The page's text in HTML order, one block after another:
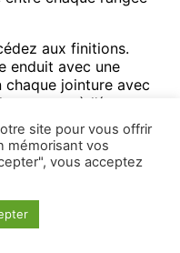
aux finitions.
enduit avec une
jointure avec
nettoyer à l’éponge
qu’il sèche.
site pour vous offrir
mémorisant vos
vous acceptez